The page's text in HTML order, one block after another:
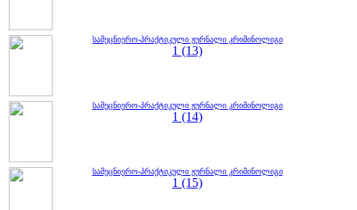
სამეცნიერო-პრაქტიკული ჟურნალი კრიმინოლიგი
1 (13)
სამეცნიერო-პრაქტიკული ჟურნალი კრიმინოლიგი
1 (14)
სამეცნიერო-პრაქტიკული ჟურნალი კრიმინოლიგი
1 (15)